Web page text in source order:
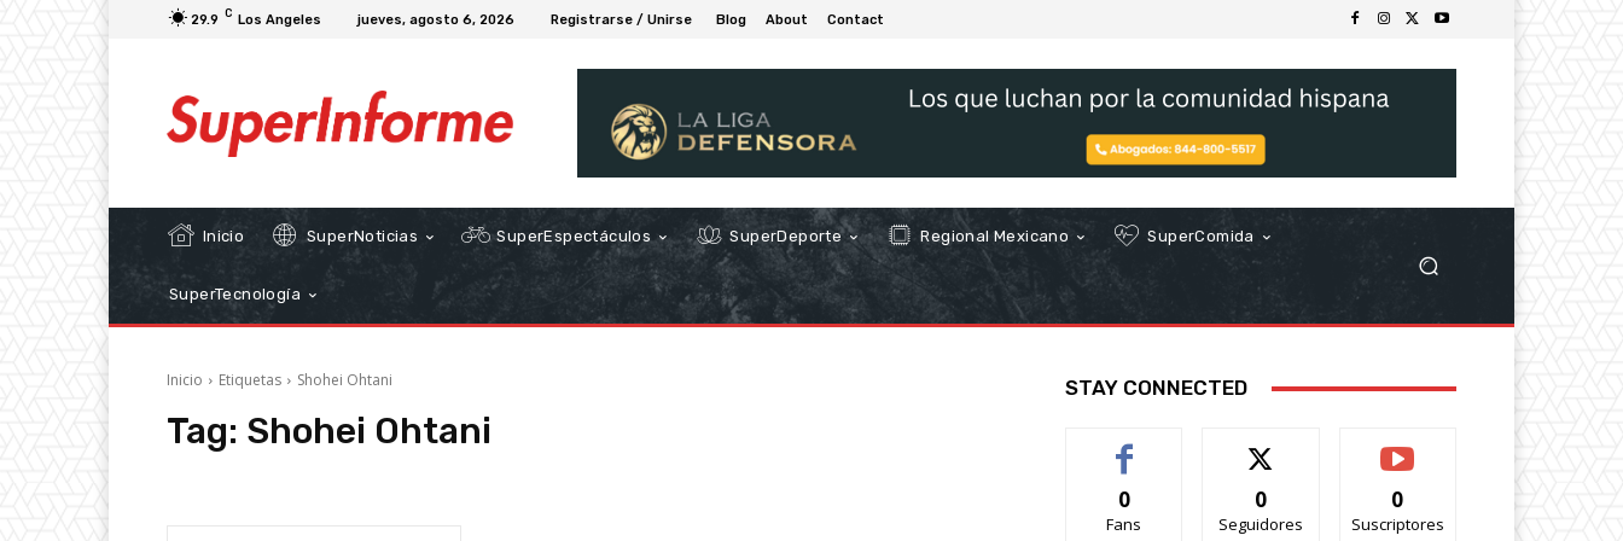
29.9 C Los Angeles jueves, agosto 6, 2026 Registrarse / Unirse Blog About Contact
Inicio SuperNoticias SuperEspectáculos SuperDeporte Regional Mexicano SuperComida
SuperTecnología
Inicio Etiquetas Shohei Ohtani
Tag: Shohei Ohtani
STAY CONNECTED
0
Fans
0
Seguidores
0
Suscriptores